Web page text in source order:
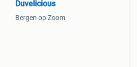
Duvelicious
Bergen op Zoom